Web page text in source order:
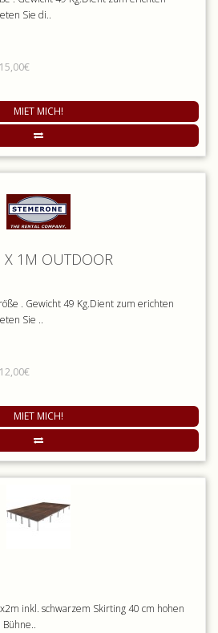
Sie di..
MIET MICH!
X 1M OUTDOOR
. Gewicht 49 Kg.Dient zum erichten
Sie ..
MIET MICH!
inkl. schwarzem Skirting 40 cm hohen